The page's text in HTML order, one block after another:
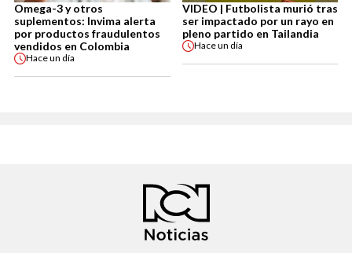
Omega-3 y otros
suplementos: Invima alerta
por productos fraudulentos
vendidos en Colombia
Haceun día
VIDEO | Futbolista murió tras
ser impactado por un rayo en
pleno partido en Tailandia
Haceun día